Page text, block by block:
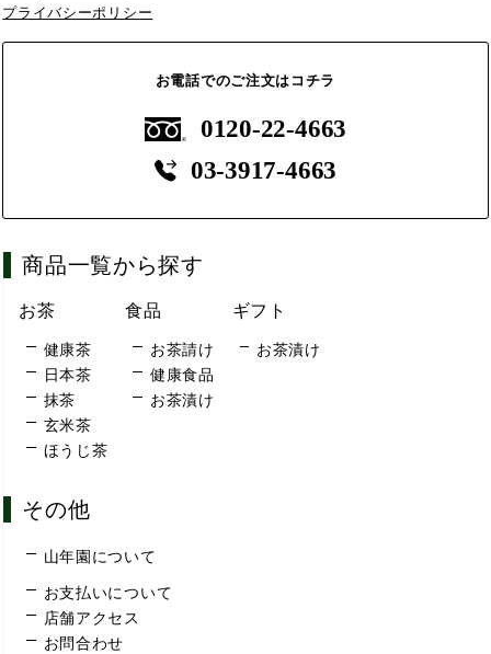
プライバシーポリシー
お電話でのご注文はコチラ
0120-22-4663
03-3917-4663
商品一覧から探す
お茶
健康茶
日本茶
抹茶
玄米茶
ほうじ茶
食品
お茶請け
健康食品
お茶漬け
ギフト
お茶漬け
その他
山年園について
お支払いについて
店舗アクセス
お問合わせ